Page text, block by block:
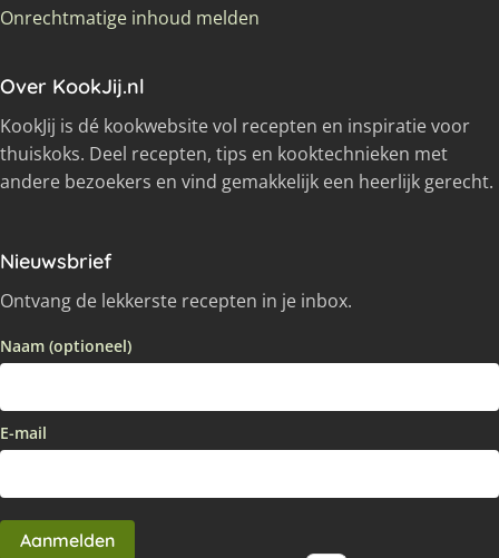
Onrechtmatige inhoud melden
Over KookJij.nl
KookJij is dé kookwebsite vol recepten en inspiratie voor
thuiskoks. Deel recepten, tips en kooktechnieken met
andere bezoekers en vind gemakkelijk een heerlijk gerecht.
Nieuwsbrief
Ontvang de lekkerste recepten in je inbox.
Naam (optioneel)
E-mail
Aanmelden